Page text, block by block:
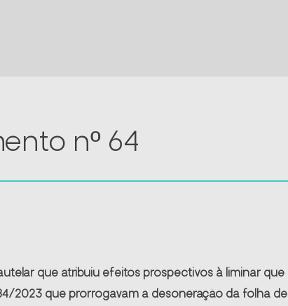
nº 64
que atribuiu efeitos prospectivos à liminar que
2023 que prorrogavam a desoneração da folha de